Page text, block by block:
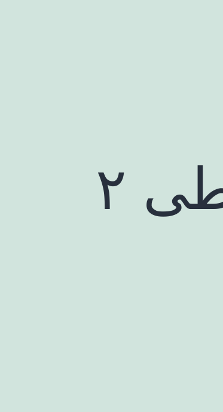
پیش‌بینی هوای تهران طی ۲